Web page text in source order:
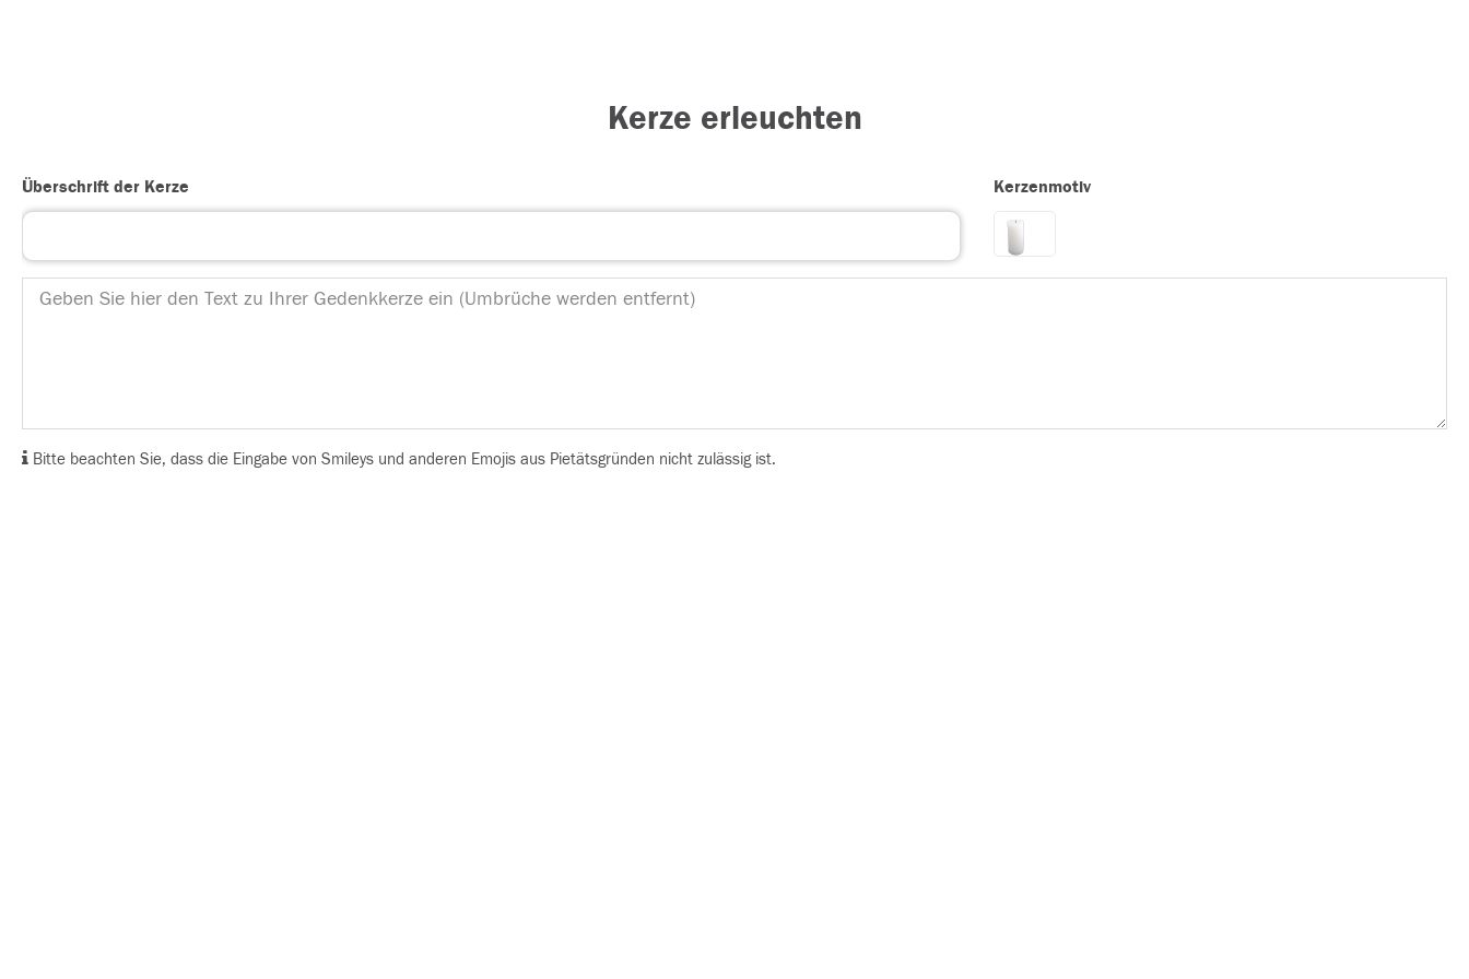
Kerze erleuchten
Überschrift der Kerze Kerzenmotiv
Bitte beachten Sie, dass die Eingabe von Smileys und anderen Emojis aus Pietätsgründen nicht zulässig ist.